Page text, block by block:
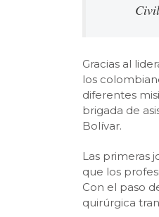
Gracias al
los
diferentes
brigada de
Bolívar.
Las primeras
que los
Con el paso
quirúrgica